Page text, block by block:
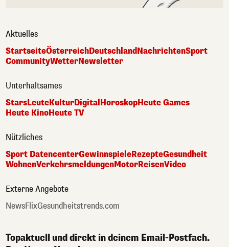
Aktuelles
StartseiteÖsterreichDeutschlandNachrichtenSport
CommunityWetterNewsletter
Unterhaltsames
StarsLeuteKulturDigitalHoroskopHeute Games
Heute KinoHeute TV
Nützliches
Sport DatencenterGewinnspieleRezepteGesundheit
WohnenVerkehrsmeldungenMotorReisenVideo
Externe Angebote
NewsFlixGesundheitstrends.com
Topaktuell und direkt in deinem Email-Postfach.